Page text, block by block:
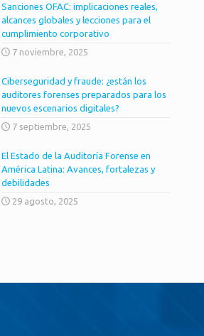
Sanciones OFAC: implicaciones reales,
alcances globales y lecciones para el
cumplimiento corporativo
7 noviembre, 2025
Ciberseguridad y fraude: ¿están los
auditores forenses preparados para los
nuevos escenarios digitales?
7 septiembre, 2025
El Estado de la Auditoría Forense en
América Latina: Avances, fortalezas y
debilidades
29 agosto, 2025